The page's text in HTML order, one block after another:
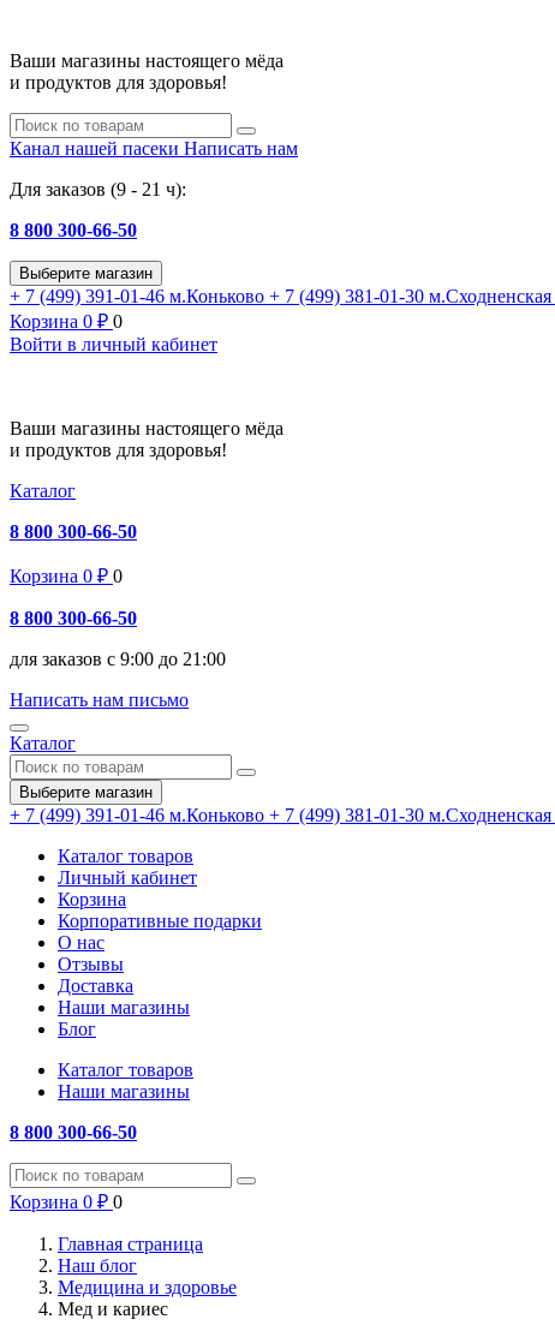
Ваши магазины настоящего мёда
и продуктов для здоровья!
Канал нашей пасеки Написать нам
Для заказов (9 - 21 ч):
8 800 300-66-50
Выберите магазин
+ 7 (499) 391-01-46 м.Коньково + 7 (499) 381-01-30 м.Сходненская
Корзина 0 ₽ 0
Войти в личный кабинет
Ваши магазины настоящего мёда
и продуктов для здоровья!
Каталог
8 800 300-66-50
Корзина 0 ₽ 0
8 800 300-66-50
для заказов с 9:00 до 21:00
Написать нам письмо
Каталог
Выберите магазин
+ 7 (499) 391-01-46 м.Коньково + 7 (499) 381-01-30 м.Сходненская
Каталог товаров
Личный кабинет
Корзина
Корпоративные подарки
О нас
Отзывы
Доставка
Наши магазины
Блог
Каталог товаров
Наши магазины
8 800 300-66-50
Корзина 0 ₽ 0
Главная страница
Наш блог
Медицина и здоровье
Мед и кариес